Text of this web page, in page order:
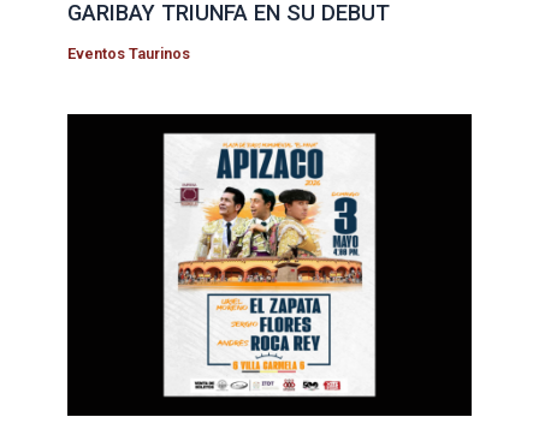
GARIBAY TRIUNFA EN SU DEBUT
Eventos Taurinos